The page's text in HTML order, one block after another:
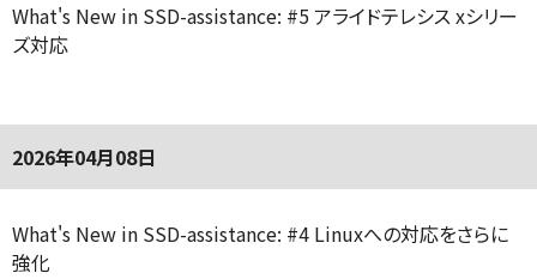
What's New in SSD-assistance: #5 アライドテレシス xシリー
ズ対応
2026年04月08日
What's New in SSD-assistance: #4 Linuxへの対応をさらに
強化